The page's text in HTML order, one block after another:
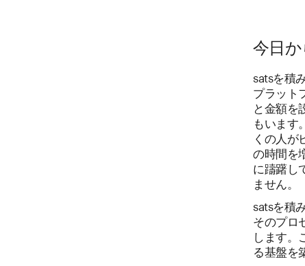
今日
satsを積
プラット
と金額を
もいます
くの人が
の時間を
に躊躇し
ません。
satsを積
そのプロ
します。
る基盤を